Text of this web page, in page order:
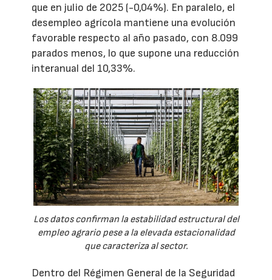
que en julio de 2025 (-0,04%). En paralelo, el
desempleo agrícola mantiene una evolución
favorable respecto al año pasado, con 8.099
parados menos, lo que supone una reducción
interanual del 10,33%.
Los datos confirman la estabilidad estructural del
empleo agrario pese a la elevada estacionalidad
que caracteriza al sector.
Dentro del Régimen General de la Seguridad